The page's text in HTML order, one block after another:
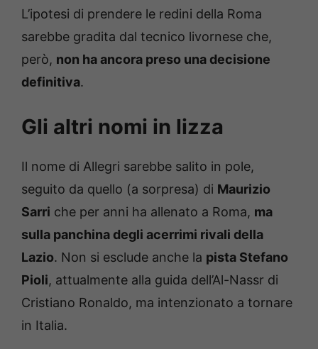
L’ipotesi di prendere le redini della Roma
sarebbe gradita dal tecnico livornese che,
però, non ha ancora preso una decisione
definitiva.
Gli altri nomi in lizza
Il nome di Allegri sarebbe salito in pole,
seguito da quello (a sorpresa) di Maurizio
Sarri che per anni ha allenato a Roma, ma
sulla panchina degli acerrimi rivali della
Lazio. Non si esclude anche la pista Stefano
Pioli, attualmente alla guida dell’Al-Nassr di
Cristiano Ronaldo, ma intenzionato a tornare
in Italia.